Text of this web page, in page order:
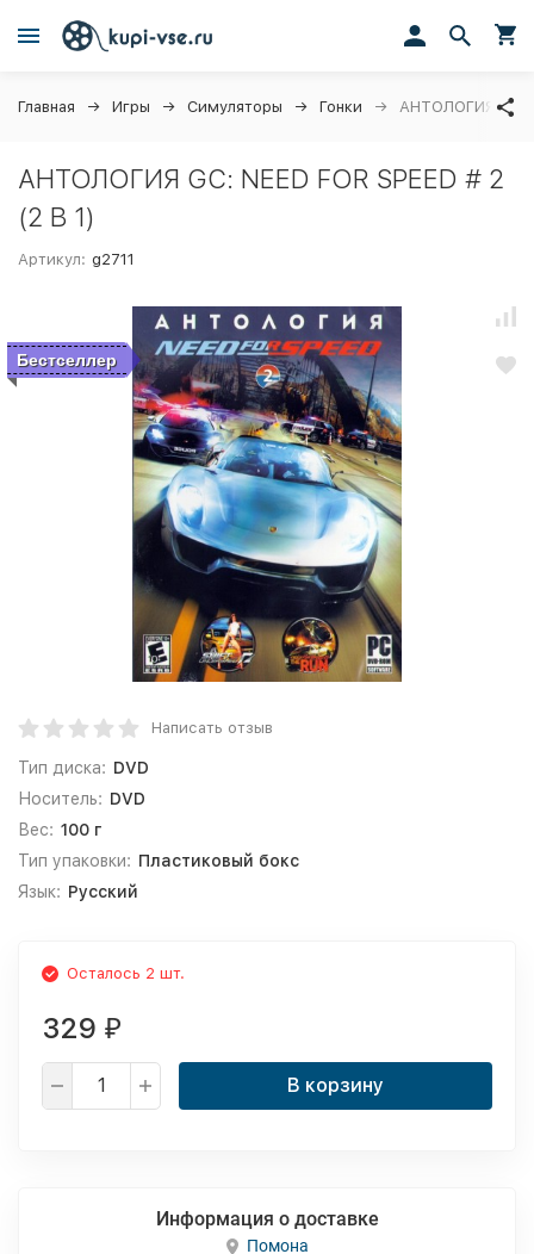
Главная Игры Симуляторы Гонки АНТОЛОГИЯ GC:
АНТОЛОГИЯ GC: NEED FOR SPEED # 2
(2 В 1)
Артикул: g2711
Бестселлер
Написать отзыв
Тип диска: DVD
Носитель: DVD
Вес: 100 г
Тип упаковки: Пластиковый бокс
Язык: Русский
Осталось 2 шт.
329 ₽
В корзину
Информация о доставке
Помона